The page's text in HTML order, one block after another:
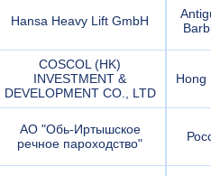
Hansa Heavy Lift GmbH
COSCOL (HK)
INVESTMENT &
DEVELOPMENT CO., LTD
Hong
АО "Обь-Иртышское
речное пароходство"